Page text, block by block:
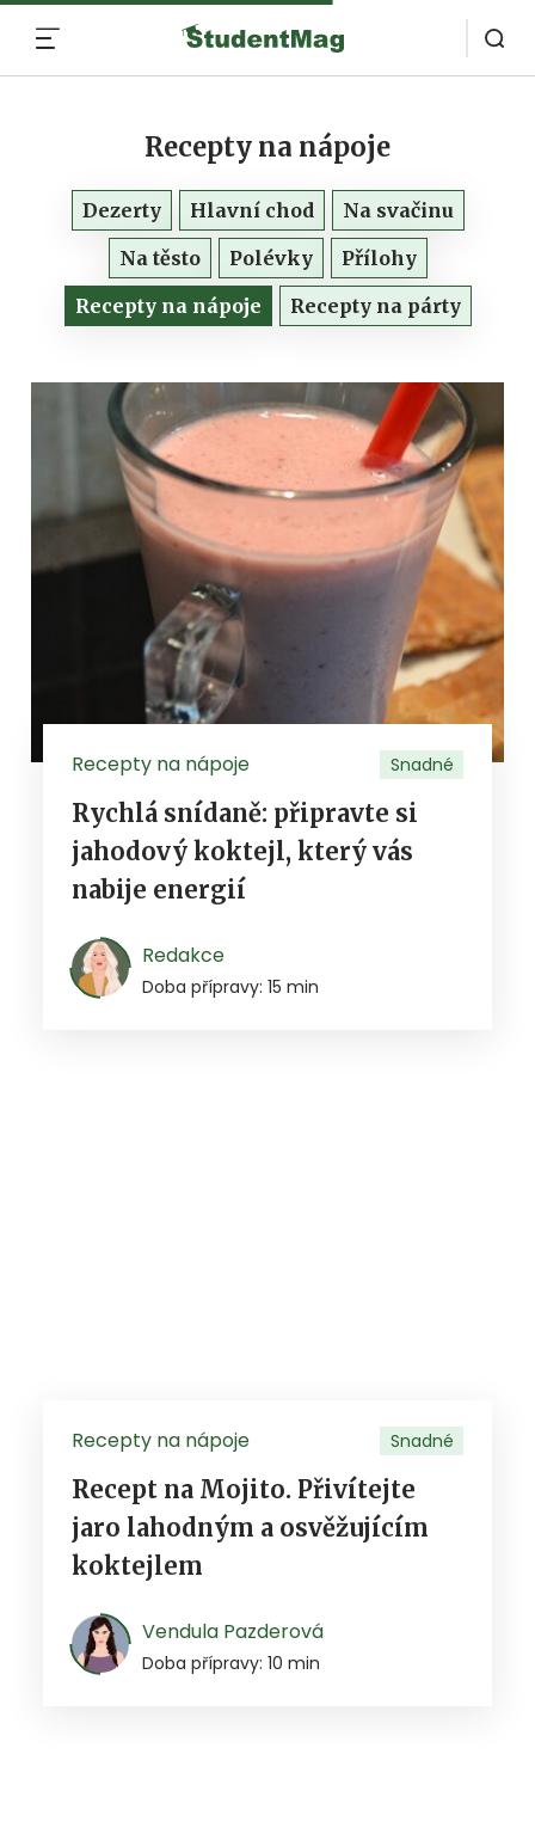
Recepty na nápoje
Dezerty Hlavní chod
Na svačinu
Na těsto
Polévky
Přílohy
Recepty na nápoje
Recepty na párty
Recepty na nápoje Snadné
Rychlá snídaně: připravte si
jahodový koktejl, který vás
nabije energií
Redakce
Doba přípravy: 15 min
Recepty na nápoje Snadné
Recept na Mojito. Přivítejte
jaro lahodným a osvěžujícím
koktejlem
Vendula Pazderová
Doba přípravy: 10 min